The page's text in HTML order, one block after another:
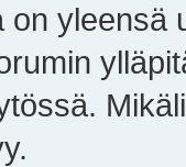
on yleensä